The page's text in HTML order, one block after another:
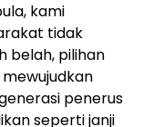
kami
tidak
belah, pilihan
penerus
seperti janji